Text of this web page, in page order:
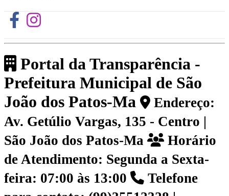
Portal da Transparência -
Prefeitura Municipal de São
João dos Patos-Ma
Endereço:
Av. Getúlio Vargas, 135 - Centro |
São João dos Patos-Ma
Horário
de Atendimento: Segunda a Sexta-
feira: 07:00 às 13:00
Telefone